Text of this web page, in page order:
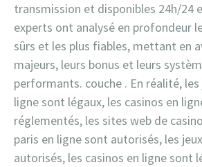
transmission et disponibles 24h/24
experts ont analysé en profondeur
sûrs et les plus fiables, mettant en
majeurs, leurs bonus et leurs
performants. couche . En réalité, les
ligne sont légaux, les casinos en
réglementés, les sites web de
paris en ligne sont autorisés, les
autorisés, les casinos en ligne sont